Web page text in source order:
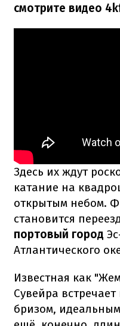
смотрите видео
Здесь их ждут
катание на
открытым небом.
становится
портовый город
Атлантического
Известная как
Сувейра
бризом,